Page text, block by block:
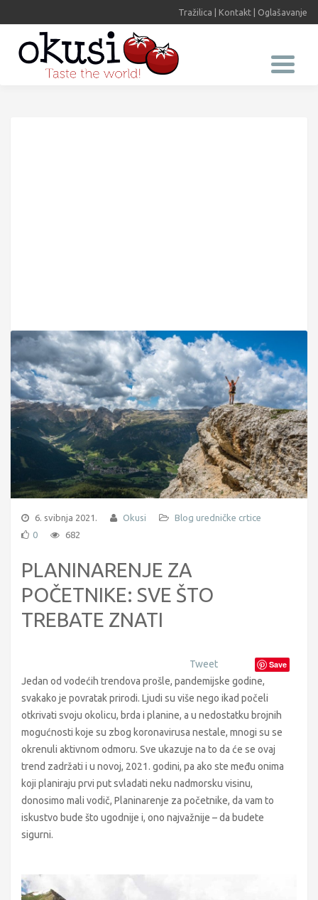
Tražilica Kontakt Oglašavanje
6. svibnja 2021. Okusi
Blog uredničke crtice
0
682
PLANINARENJE ZA
POČETNIKE: SVE ŠTO
TREBATE ZNATI
Tweet Save
Jedan od vodećih trendova prošle, pandemijske godine,
svakako je povratak prirodi. Ljudi su više nego ikad počeli
otkrivati svoju okolicu, brda i planine, a u nedostatku brojnih
mogućnosti koje su zbog koronavirusa nestale, mnogi su se
okrenuli aktivnom odmoru. Sve ukazuje na to da će se ovaj
trend zadržati i u novoj, 2021. godini, pa ako ste među onima
koji planiraju prvi put svladati neku nadmorsku visinu,
donosimo mali vodič, Planinarenje za početnike, da vam to
iskustvo bude što ugodnije i, ono najvažnije – da budete
sigurni.